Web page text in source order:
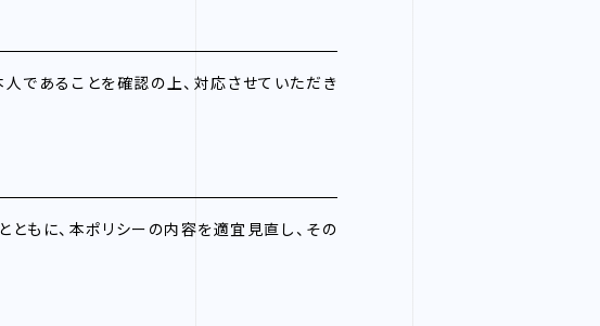
であることを確認の上、対応させていただき
もに、本ポリシーの内容を適宜見直し、その